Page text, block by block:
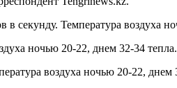
секунду. Температура воздуха
ночью 20-22, днем 32-34 тепла.
воздуха ночью 20-22, днем